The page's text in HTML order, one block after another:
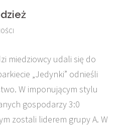
miedziowcy udali się do
„Jedynki” odnieśli
W imponującym stylu
gospodarzy 3:0
zostali liderem grupy A. W